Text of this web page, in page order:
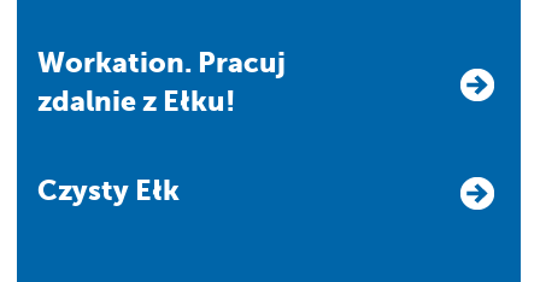
Workation. Pracuj
zdalnie z Ełku!
Czysty Ełk